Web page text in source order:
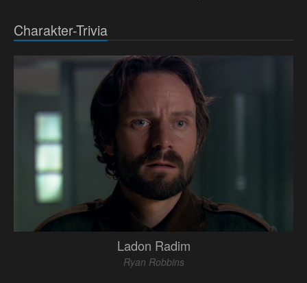
Charakter-Trivia
Ladon Radim
Ryan Robbins